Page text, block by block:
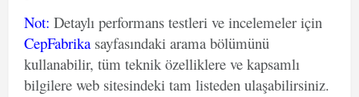
Not: Detaylı performans testleri ve incelemeler için
CepFabrika sayfasındaki arama bölümünü
kullanabilir, tüm teknik özelliklere ve kapsamlı
bilgilere web sitesindeki tam listeden ulaşabilirsiniz.